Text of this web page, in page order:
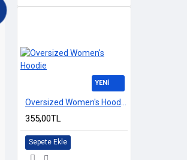
YENI
Oversized Women's Hoodie
355,00TL
Sepete Ekle